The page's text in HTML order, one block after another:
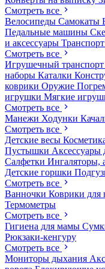
Смотреть все
Велосипеды Самокаты
Педальные машины
и аксессуары
Смотреть все
Игрушечный транспорт
наборы Каталки
коврики Оружие
игрушки Мягкие
Смотреть все
Манежи Ходунки
Смотреть все
Детские весы
Пустышки Аксессуары
Салфетки Ингаляторы,
Детские горшки
Смотреть все
Ванночки Коврики для
Термометры
Смотреть все
Гигиена для мамы
Рюкзаки-кенгуру
Смотреть все
Мониторы дыхания